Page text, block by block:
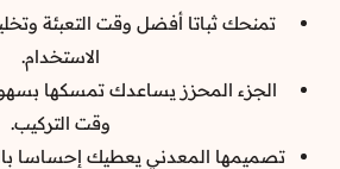
تمنحك ثباتا أفضل وقت التعبئة
الاستخدام.
الجزء المحزز يساعدك تمسكها
وقت التركيب.
تصميمها المعدني يعطيك إحساسا